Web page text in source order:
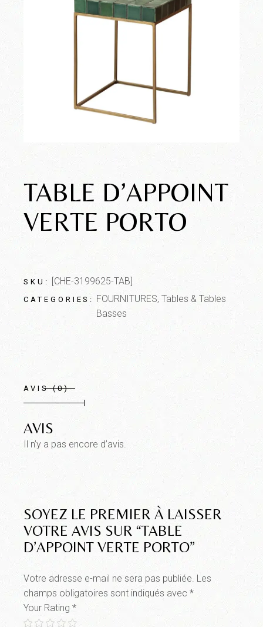
TABLE D’APPOINT
VERTE PORTO
SKU: [CHE-3199625-TAB]
CATEGORIES: FOURNITURES,Tables & Tables
Basses
AVIS (0)
AVIS
Il n’y a pas encore d’avis.
SOYEZ LE PREMIER À LAISSER
VOTRE AVIS SUR “TABLE
D’APPOINT VERTE PORTO”
Votre adresse e-mail ne sera pas publiée. Les
champs obligatoires sont indiqués avec*
Your Rating*